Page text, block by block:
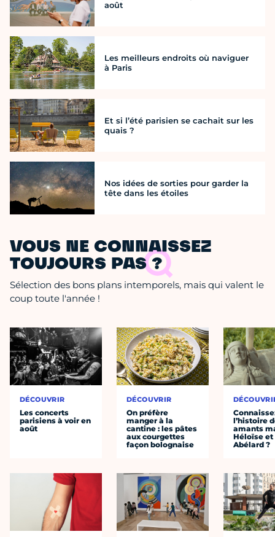
août
Les meilleurs endroits où naviguer
à Paris
Et si l’été parisien se cachait sur les
quais ?
Nos idées de sorties pour garder la
tête dans les étoiles
VOUS NE CONNAISSEZ
TOUJOURS PAS ?
Sélection des bons plans intemporels, mais qui valent le
coup toute l'année !
DÉCOUVRIR
Les concerts
parisiens à voir en
août
DÉCOUVRIR
On préfère
manger à la
cantine : les pâtes
aux courgettes
façon bolognaise
l’histoire
amants
Héloïse et
Abélard ?